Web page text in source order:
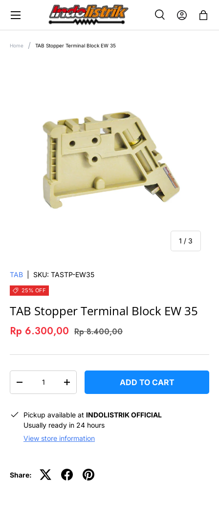
SKIP TO CONTENT
SEARCH
SearchLog in Bag
Home TAB Stopper Terminal Block EW 35
1 / of
3
TAB SKU: TASTP-EW35
25% OFF
TAB Stopper Terminal Block EW 35
Rp 6.300,00 Rp 8.400,00
+
ADD TO CART
Pickup available at INDOLISTRIK OFFICIAL
Usually ready in 24 hours
View store information
Share: